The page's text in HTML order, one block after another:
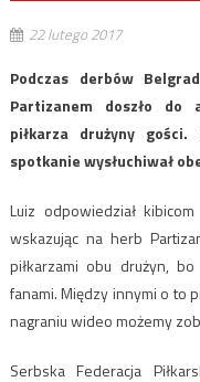
22 lutego 2017
Podczas derbów
Partizanem doszło do
piłkarza drużyny
spotkanie wysłuchiwał
Luiz odpowiedział
wskazując na herb
piłkarzami obu drużyn,
fanami. Między innymi o to
nagraniu wideo możemy
Serbska Federacja